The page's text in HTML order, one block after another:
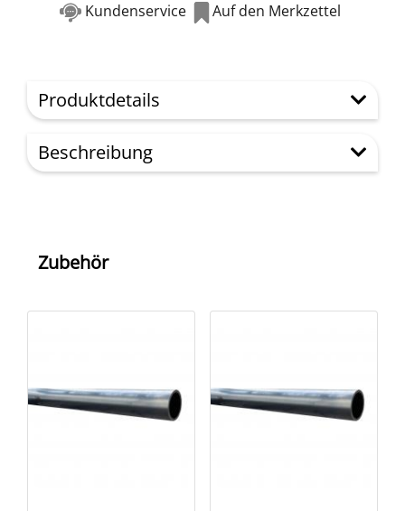
Kundenservice Auf den Merkzettel
Produktdetails
Beschreibung
Zubehör